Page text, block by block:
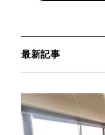
最新記事